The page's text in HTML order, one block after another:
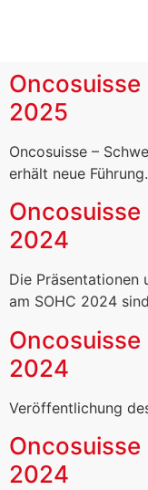
2025
Oncosuisse –
erhält neue Führung.
2024
Die Präsentationen
am SOHC 2024
2024
Veröffentlichung
2024